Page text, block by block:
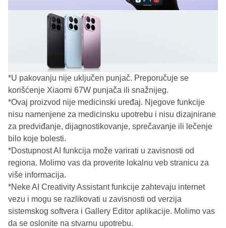
*U pakovanju nije uključen punjač. Preporučuje se
korišćenje Xiaomi 67W punjača ili snažnijeg.
*Ovaj proizvod nije medicinski uređaj. Njegove funkcije
nisu namenjene za medicinsku upotrebu i nisu dizajnirane
za predviđanje, dijagnostikovanje, sprečavanje ili lečenje
bilo koje bolesti.
*Dostupnost AI funkcija može varirati u zavisnosti od
regiona. Molimo vas da proverite lokalnu veb stranicu za
više informacija.
*Neke AI Creativity Assistant funkcije zahtevaju internet
vezu i mogu se razlikovati u zavisnosti od verzija
sistemskog softvera i Gallery Editor aplikacije. Molimo vas
da se oslonite na stvarnu upotrebu.